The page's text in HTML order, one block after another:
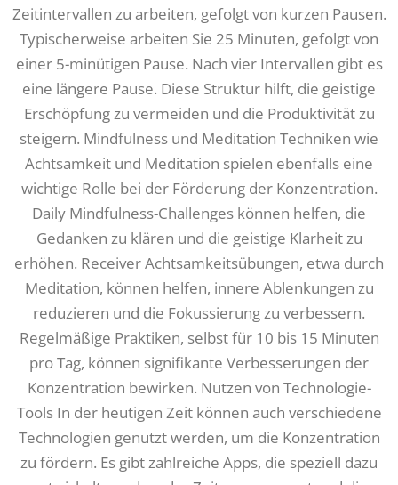
Zeitintervallen zu arbeiten, gefolgt von kurzen Pausen.
Typischerweise arbeiten Sie 25 Minuten, gefolgt von
einer 5-minütigen Pause. Nach vier Intervallen gibt es
eine längere Pause. Diese Struktur hilft, die geistige
Erschöpfung zu vermeiden und die Produktivität zu
steigern. Mindfulness und Meditation Techniken wie
Achtsamkeit und Meditation spielen ebenfalls eine
wichtige Rolle bei der Förderung der Konzentration.
Daily Mindfulness-Challenges können helfen, die
Gedanken zu klären und die geistige Klarheit zu
erhöhen. Receiver Achtsamkeitsübungen, etwa durch
Meditation, können helfen, innere Ablenkungen zu
reduzieren und die Fokussierung zu verbessern.
Regelmäßige Praktiken, selbst für 10 bis 15 Minuten
pro Tag, können signifikante Verbesserungen der
Konzentration bewirken. Nutzen von Technologie-
Tools In der heutigen Zeit können auch verschiedene
Technologien genutzt werden, um die Konzentration
zu fördern. Es gibt zahlreiche Apps, die speziell dazu